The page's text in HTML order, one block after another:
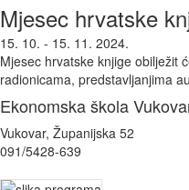
Mjesec hrvatske
15. 10. - 15. 11. 2024.
Mjesec hrvatske knjige obilježit
radionicama, predstavljanjima
Ekonomska škola
Vukovar, Županijska 52
091/5428-639